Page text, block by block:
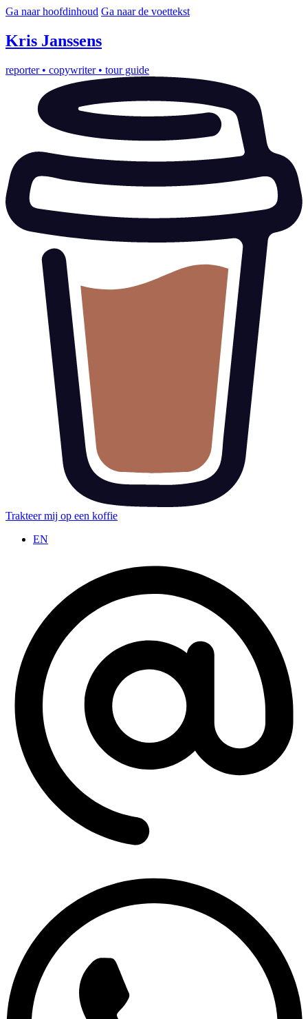
Ga naar hoofdinhoud Ga naar de voettekst
Kris Janssens
reporter • copywriter • tour guide
Trakteer mij op een koffie
EN